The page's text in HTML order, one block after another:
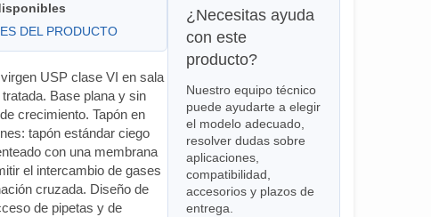
DEL PRODUCTO
USP clase VI en sala
Base plana y sin
crecimiento. Tapón en
tapón estándar ciego
con una membrana
el intercambio de gases
cruzada. Diseño de
de pipetas y de
¿Necesitas ayuda
con este
producto?
Nuestro equipo técnico
puede ayudarte a elegir
el modelo adecuado,
resolver dudas sobre
aplicaciones,
compatibilidad,
accesorios y plazos de
entrega.